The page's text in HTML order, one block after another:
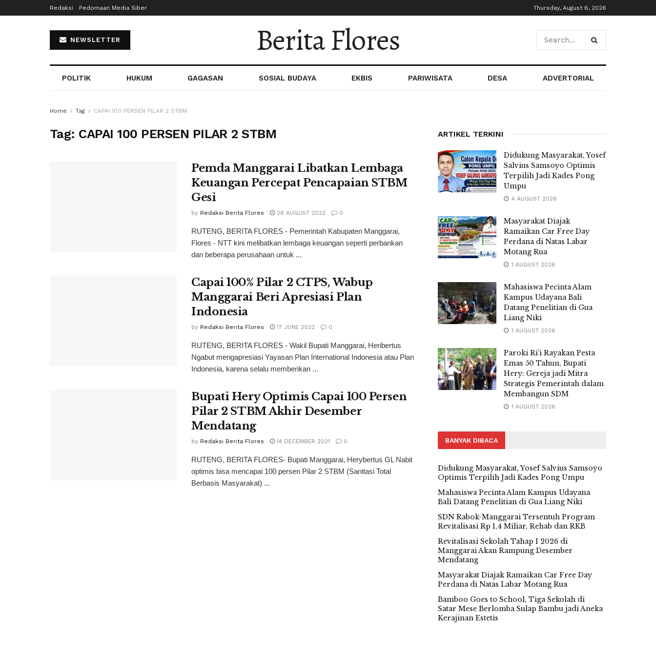
Redaksi Pedomaan Media Siber Thursday, August 6, 2026
NEWSLETTER Berita Flores
POLITIK HUKUM GAGASAN SOSIAL BUDAYA EKBIS PARIWISATA DESA ADVERTORIAL
Home Tag CAPAI 100 PERSEN PILAR 2 STBM
Tag: CAPAI 100 PERSEN PILAR 2 STBM
Pemda Manggarai Libatkan Lembaga
Keuangan Percepat Pencapaian STBM
Gesi
by Redaksi Berita Flores 26 AUGUST 2022 0
RUTENG, BERITA FLORES - Pemerintah Kabupaten Manggarai,
Flores - NTT kini melibatkan lembaga keuangan seperti perbankan
dan beberapa perusahaan untuk ...
Capai 100% Pilar 2 CTPS, Wabup
Manggarai Beri Apresiasi Plan
Indonesia
by Redaksi Berita Flores 17 JUNE 2022 0
RUTENG, BERITA FLORES - Wakil Bupati Manggarai, Heribertus
Ngabut mengapresiasi Yayasan Plan International Indonesia atau Plan
Indonesia, karena selalu memberikan ...
Bupati Hery Optimis Capai 100 Persen
Pilar 2 STBM Akhir Desember
Mendatang
by Redaksi Berita Flores 14 DECEMBER 2021 0
RUTENG, BERITA FLORES- Bupati Manggarai, Herybertus GL Nabit
optimis bisa mencapai 100 persen Pilar 2 STBM (Sanitasi Total
Berbasis Masyarakat) ...
ARTIKEL TERKINI
Didukung Masyarakat, Yosef
Salvius Samsoyo Optimis
Terpilih Jadi Kades Pong
Umpu
4 AUGUST 2026
Masyarakat Diajak
Ramaikan Car Free Day
Perdana di Natas Labar
Motang Rua
1 AUGUST 2026
Mahasiswa Pecinta Alam
Kampus Udayana Bali
Datang Penelitian di Gua
Liang Niki
1 AUGUST 2026
Paroki Ri’i Rayakan Pesta
Emas 50 Tahun, Bupati
Hery: Gereja jadi Mitra
Strategis Pemerintah dalam
Membangun SDM
1 AUGUST 2026
BANYAK DIBACA
Didukung Masyarakat, Yosef Salvius Samsoyo
Optimis Terpilih Jadi Kades Pong Umpu
Mahasiswa Pecinta Alam Kampus Udayana
Bali Datang Penelitian di Gua Liang Niki
SDN Rabok-Manggarai Tersentuh Program
Revitalisasi Rp 1,4 Miliar, Rehab dan RKB
Revitalisasi Sekolah Tahap I 2026 di
Manggarai Akan Rampung Desember
Mendatang
Masyarakat Diajak Ramaikan Car Free Day
Perdana di Natas Labar Motang Rua
Bamboo Goes to School, Tiga Sekolah di
Satar Mese Berlomba Sulap Bambu jadi Aneka
Kerajinan Estetis